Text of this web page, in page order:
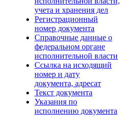
учета и хранения дел
Регистрационный
номер документа
Справочные данные о
федеральном органе
исполнительной власти
Ссылка на исходящий
номер и дату
документа, адресат
Текст документа
Указания по
исполнению документа